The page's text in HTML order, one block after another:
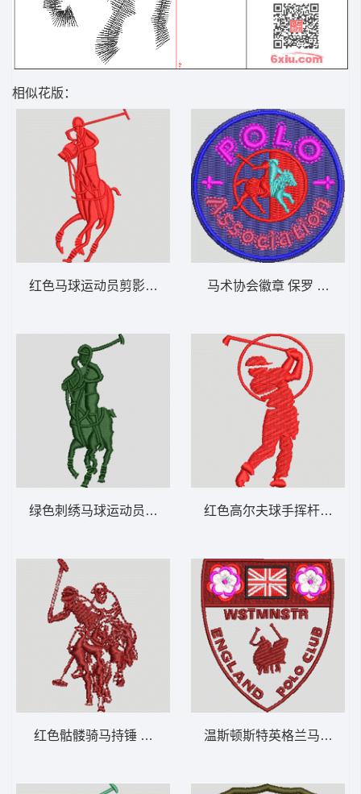
相似花版：
红色马球运动员剪影 保罗 骑马 polo 男
绿色刺绣马球运动员标志 保罗 骑马 polo 男
红色骷髅骑马持锤 保罗 骑马 polo 男
马术协会徽章 保罗 骑马
红色高尔夫球手挥杆剪影
温斯顿斯特英格兰马球俱